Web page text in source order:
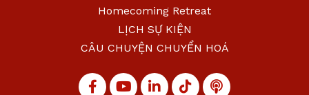
Homecoming Retreat
LỊCH SỰ KIỆN
CÂU CHUYỆN CHUYỂN HOÁ